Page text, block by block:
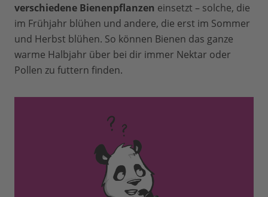
verschiedene Bienenpflanzen einsetzt – solche, die
im Frühjahr blühen und andere, die erst im Sommer
und Herbst blühen. So können Bienen das ganze
warme Halbjahr über bei dir immer Nektar oder
Pollen zu futtern finden.